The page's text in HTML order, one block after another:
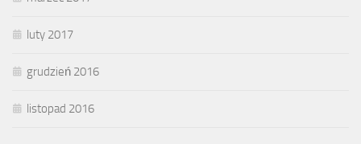
luty 2017
grudzień 2016
listopad 2016